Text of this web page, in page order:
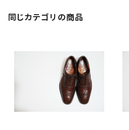
同じカテゴリの商品